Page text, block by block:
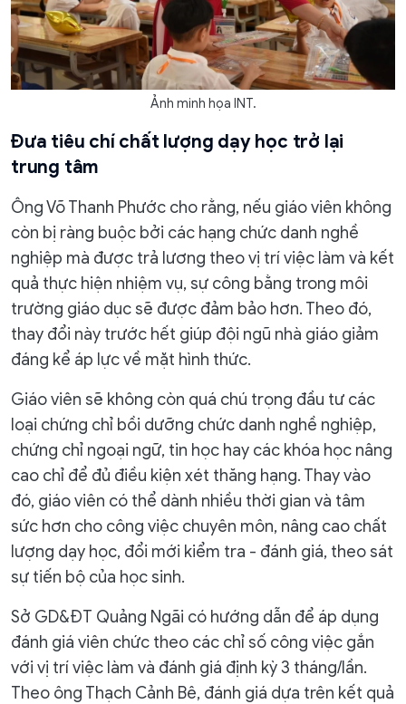
Ảnh minh họa INT.
Đưa tiêu chí chất lượng dạy học trở lại
trung tâm
Ông Võ Thanh Phước cho rằng, nếu giáo viên không
còn bị ràng buộc bởi các hạng chức danh nghề
nghiệp mà được trả lương theo vị trí việc làm và kết
quả thực hiện nhiệm vụ, sự công bằng trong môi
trường giáo dục sẽ được đảm bảo hơn. Theo đó,
thay đổi này trước hết giúp đội ngũ nhà giáo giảm
đáng kể áp lực về mặt hình thức.
Giáo viên sẽ không còn quá chú trọng đầu tư các
loại chứng chỉ bồi dưỡng chức danh nghề nghiệp,
chứng chỉ ngoại ngữ, tin học hay các khóa học nâng
cao chỉ để đủ điều kiện xét thăng hạng. Thay vào
đó, giáo viên có thể dành nhiều thời gian và tâm
sức hơn cho công việc chuyên môn, nâng cao chất
lượng dạy học, đổi mới kiểm tra - đánh giá, theo sát
sự tiến bộ của học sinh.
Sở GD&ĐT Quảng Ngãi có hướng dẫn để áp dụng
đánh giá viên chức theo các chỉ số công việc gắn
với vị trí việc làm và đánh giá định kỳ 3 tháng/lần.
Theo ông Thạch Cảnh Bê, đánh giá dựa trên kết quả